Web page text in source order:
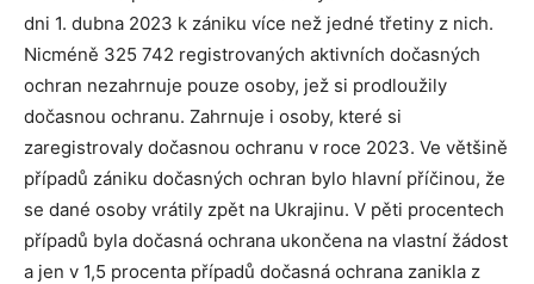
dni 1. dubna 2023 k zániku více než jedné třetiny z nich.
Nicméně 325 742 registrovaných aktivních dočasných
ochran nezahrnuje pouze osoby, jež si prodloužily
dočasnou ochranu. Zahrnuje i osoby, které si
zaregistrovaly dočasnou ochranu v roce 2023. Ve většině
případů zániku dočasných ochran bylo hlavní příčinou, že
se dané osoby vrátily zpět na Ukrajinu. V pěti procentech
případů byla dočasná ochrana ukončena na vlastní žádost
a jen v 1,5 procenta případů dočasná ochrana zanikla z